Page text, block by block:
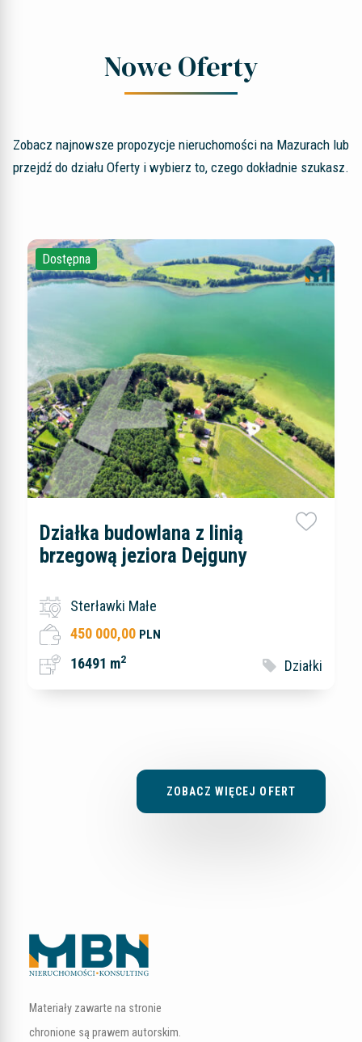
Nowe Oferty
Zobacz najnowsze propozycje nieruchomości na Mazurach lub
przejdź do działu Oferty i wybierz to, czego dokładnie szukasz.
Dostępna
Działka budowlana z linią
brzegową jeziora Dejguny
Sterławki Małe
450 000,00 PLN
16491 m2 Działki
ZOBACZ WIĘCEJ OFERT
Materiały zawarte na stronie
chronione są prawem autorskim.